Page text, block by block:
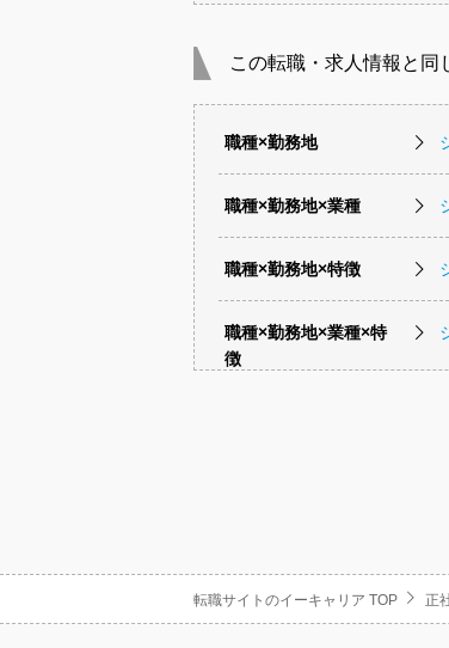
この転職・求人情報と同
職種×勤務地
職種×勤務地×業種
職種×勤務地×特徴
職種×勤務地×業種×特
徴
転職サイトのイーキャリア TOP 正